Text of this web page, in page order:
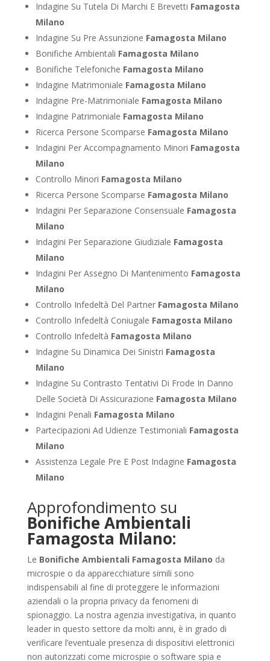
Indagine Su Tutela Di Marchi E Brevetti Famagosta
Milano
Indagine Su Pre Assunzione Famagosta Milano
Bonifiche Ambientali Famagosta Milano
Bonifiche Telefoniche Famagosta Milano
Indagine Matrimoniale Famagosta Milano
Indagine Pre-Matrimoniale Famagosta Milano
Indagine Patrimoniale Famagosta Milano
Ricerca Persone Scomparse Famagosta Milano
Indagini Per Accompagnamento Minori Famagosta
Milano
Controllo Minori Famagosta Milano
Ricerca Persone Scomparse Famagosta Milano
Indagini Per Separazione Consensuale Famagosta
Milano
Indagini Per Separazione Giudiziale Famagosta
Milano
Indagini Per Assegno Di Mantenimento Famagosta
Milano
Controllo Infedeltà Del Partner Famagosta Milano
Controllo Infedeltà Coniugale Famagosta Milano
Controllo Infedeltà Famagosta Milano
Indagine Su Dinamica Dei Sinistri Famagosta
Milano
Indagine Su Contrasto Tentativi Di Frode In Danno
Delle Società Di Assicurazione Famagosta Milano
Indagini Penali Famagosta Milano
Partecipazioni Ad Udienze Testimoniali Famagosta
Milano
Assistenza Legale Pre E Post Indagine Famagosta
Milano
Approfondimento su
Bonifiche Ambientali
Famagosta Milano:
Le Bonifiche Ambientali Famagosta Milano da
microspie o da apparecchiature simili sono
indispensabili al fine di proteggere le informazioni
aziendali o la propria privacy da fenomeni di
spionaggio. La nostra agenzia investigativa, in quanto
leader in questo settore da molti anni, è in grado di
verificare l’eventuale presenza di dispositivi elettronici
non autorizzati come microspie o software spia e